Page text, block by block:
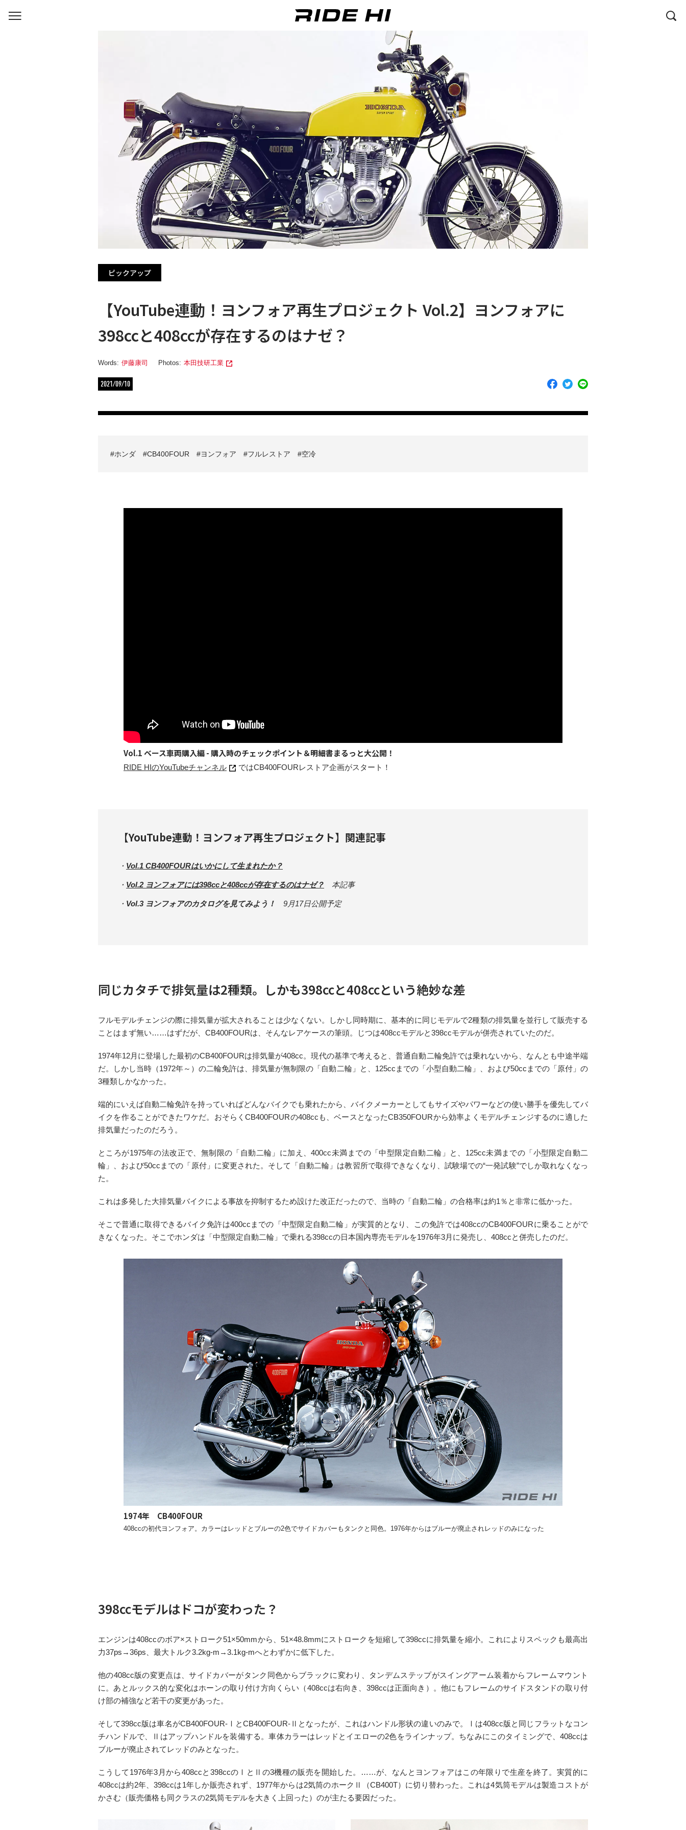
ピックアップ
【YouTube連動！ヨンフォア再生プロジェクト Vol.2】ヨンフォアに
398ccと408ccが存在するのはナゼ？
Words: 伊藤康司 Photos: 本田技研工業
2021/09/10
ホンダ CB400FOUR ヨンフォア フルレストア 空冷
Vol.1 ベース車両購入編 - 購入時のチェックポイント＆明細書まるっと大公開！
RIDE HIのYouTubeチャンネル ではCB400FOURレストア企画がスタート！
【YouTube連動！ヨンフォア再生プロジェクト】関連記事
Vol.1 CB400FOURはいかにして生まれたか？
Vol.2 ヨンフォアには398ccと408ccが存在するのはナゼ？ 本記事
Vol.3 ヨンフォアのカタログを見てみよう！ 9月17日公開予定
同じカタチで排気量は2種類。しかも398ccと408ccという絶妙な差
フルモデルチェンジの際に排気量が拡大されることは少なくない。しかし同時期に、基本的に同じモデルで2種類の排気量を並行して販売する
ことはまず無い……はずだが、CB400FOURは、そんなレアケースの筆頭。じつは408ccモデルと398ccモデルが併売されていたのだ。
1974年12月に登場した最初のCB400FOURは排気量が408cc。現代の基準で考えると、普通自動二輪免許では乗れないから、なんとも中途半端
だ。しかし当時（1972年～）の二輪免許は、排気量が無制限の「自動二輪」と、125ccまでの「小型自動二輪」、および50ccまでの「原付」の
3種類しかなかった。
端的にいえば自動二輪免許を持っていればどんなバイクでも乗れたから、バイクメーカーとしてもサイズやパワーなどの使い勝手を優先してバ
イクを作ることができたワケだ。おそらくCB400FOURの408ccも、ベースとなったCB350FOURから効率よくモデルチェンジするのに適した
排気量だったのだろう。
ところが1975年の法改正で、無制限の「自動二輪」に加え、400cc未満までの「中型限定自動二輪」と、125cc未満までの「小型限定自動二
輪」、および50ccまでの「原付」に変更された。そして「自動二輪」は教習所で取得できなくなり、試験場での“一発試験”でしか取れなくなっ
た。
これは多発した大排気量バイクによる事故を抑制するため設けた改正だったので、当時の「自動二輪」の合格率は約1％と非常に低かった。
そこで普通に取得できるバイク免許は400ccまでの「中型限定自動二輪」が実質的となり、この免許では408ccのCB400FOURに乗ることがで
きなくなった。そこでホンダは「中型限定自動二輪」で乗れる398ccの日本国内専売モデルを1976年3月に発売し、408ccと併売したのだ。
1974年 CB400FOUR
408ccの初代ヨンフォア。カラーはレッドとブルーの2色でサイドカバーもタンクと同色。1976年からはブルーが廃止されレッドのみになった
398ccモデルはドコが変わった？
エンジンは408ccのボア×ストローク51×50mmから、51×48.8mmにストロークを短縮して398ccに排気量を縮小。これによりスペックも最高出
力37ps→36ps、最大トルク3.2kg-m→3.1kg-mへとわずかに低下した。
他の408cc版の変更点は、サイドカバーがタンク同色からブラックに変わり、タンデムステップがスイングアーム装着からフレームマウント
に。あとルックス的な変化はホーンの取り付け方向くらい（408ccは右向き、398ccは正面向き）。他にもフレームのサイドスタンドの取り付
け部の補強など若干の変更があった。
そして398cc版は車名がCB400FOUR-ⅠとCB400FOUR-Ⅱとなったが、これはハンドル形状の違いのみで。Ⅰは408cc版と同じフラットなコン
チハンドルで、Ⅱはアップハンドルを装備する。車体カラーはレッドとイエローの2色をラインナップ。ちなみにこのタイミングで、408ccは
ブルーが廃止されてレッドのみとなった。
こうして1976年3月から408ccと398ccのⅠとⅡの3機種の販売を開始した。……が、なんとヨンフォアはこの年限りで生産を終了。実質的に
408ccは約2年、398ccは1年しか販売されず、1977年からは2気筒のホークⅡ（CB400T）に切り替わった。これは4気筒モデルは製造コストが
かさむ（販売価格も同クラスの2気筒モデルを大きく上回った）のが主たる要因だった。